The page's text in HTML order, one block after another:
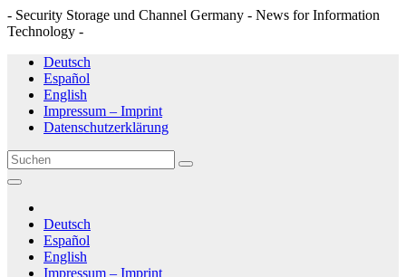
- Security Storage und Channel Germany - News for Information
Technology -
Zum
Inhalt
springen
Deutsch
Español
English
Impressum – Imprint
Datenschutzerklärung
Deutsch
Español
English
Impressum – Imprint